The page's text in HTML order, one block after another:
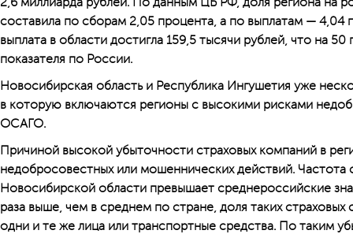
составила по сборам 2,05 процента, а по выплатам — 4,04
выплата в области достигла 159,5 тысячи рублей, что на
показателя по России.
Новосибирская область и Республика Ингушетия уже
в которую включаются регионы с высокими рисками
ОСАГО.
Причиной высокой убыточности страховых компаний в
недобросовестных или мошеннических действий. Частота
Новосибирской области превышает среднероссийские
раза выше, чем в среднем по стране, доля таких страховых
одни и те же лица или транспортные средства. По таким